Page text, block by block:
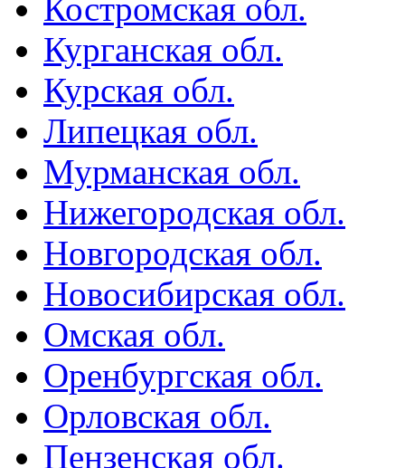
Костромская обл.
Курганская обл.
Курская обл.
Липецкая обл.
Мурманская обл.
Нижегородская обл.
Новгородская обл.
Новосибирская обл.
Омская обл.
Оренбургская обл.
Орловская обл.
Пензенская обл.